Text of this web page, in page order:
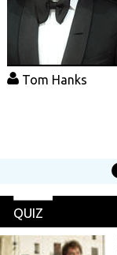
Tom Hanks
QUIZ